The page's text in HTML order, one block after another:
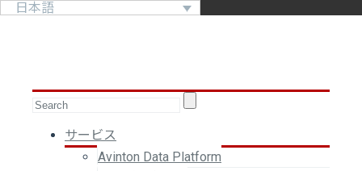
日本語
サービス
Avinton Data Platform